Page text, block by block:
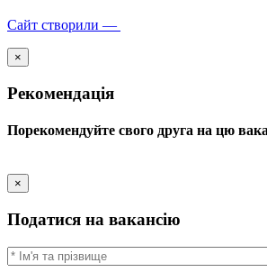
Сайт створили —
×
Рекомендація
Порекомендуйте свого друга на цю
×
Податися на вакансію